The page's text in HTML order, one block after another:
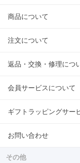
商品について
注文について
返品・交換・修理につ
会員サービスについて
ギフトラッピングサー
お問い合わせ
その他